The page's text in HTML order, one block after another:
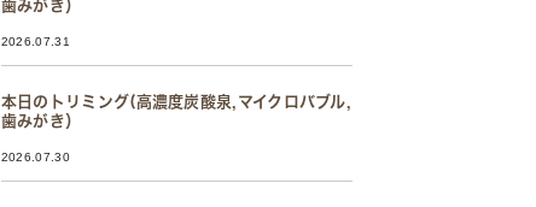
歯みがき）
2026.07.31
本日のトリミング(高濃度炭酸泉,マイクロバブル,
歯みがき）
2026.07.30